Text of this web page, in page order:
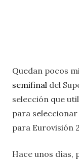
Quedan pocos
semifinal del
selección que
para
para Eurovisión
Hace unos días,